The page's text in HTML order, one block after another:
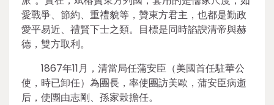
愛戰爭、節約、重禮貌等，贊東方君主，也都是勤政
愛平易近、禮賢下士之類。目標是同時諂諛清帝與赫
德，雙方取利。
1867年11月，清當局任蒲安臣（美國首任駐華公
使，時已卸任）為團長，率使團訪美歐，蒲安臣病逝
后，使團由志剛、孫家榖擔任。